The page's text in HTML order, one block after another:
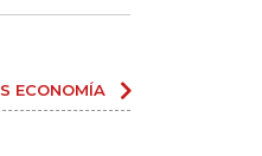
ECONOMÍA